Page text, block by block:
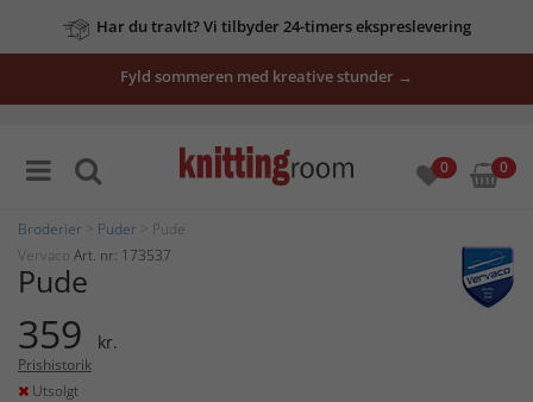
Har du travlt? Vi tilbyder 24-timers ekspreslevering
Fyld sommeren med kreative stunder →
0 0
Broderier Puder > Pude
Vervaco Art. nr: 173537
Pude
359 kr.
Prishistorik
Utsolgt